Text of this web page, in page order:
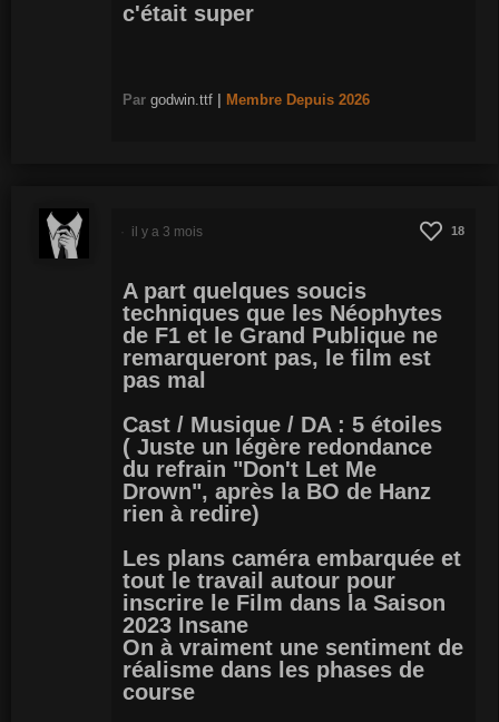
c'était super
Par godwin.ttf Membre Depuis 2026
18
A part quelques soucis
techniques que les Néophytes
de F1 et le Grand Publique ne
remarqueront pas, le film est
pas mal
Cast / Musique / DA : 5 étoiles
( Juste un légère redondance
du refrain "Don't Let Me
Drown", après la BO de Hanz
rien à redire)
Les plans caméra embarquée et
tout le travail autour pour
inscrire le Film dans la Saison
2023 Insane
On à vraiment une sentiment de
réalisme dans les phases de
course
il y a 3 mois